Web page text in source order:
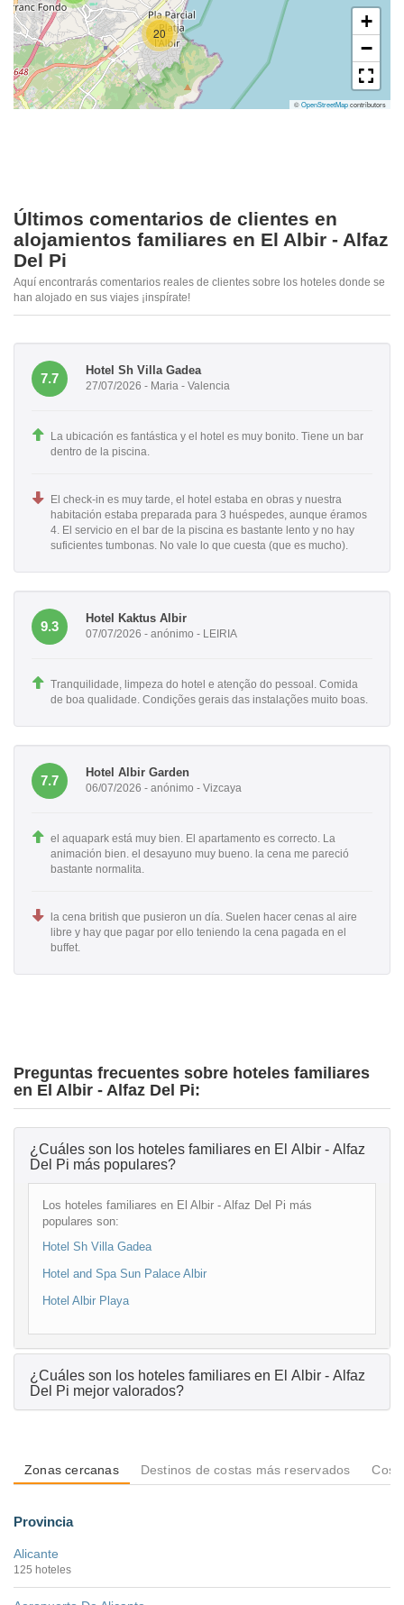
20
+
−
©OpenStreetMapcontributors
Últimos comentarios de clientes en
alojamientos familiares en El Albir - Alfaz
Del Pi
Aquí encontrarás comentarios reales de clientes sobre los hoteles donde se
han alojado en sus viajes ¡inspírate!
7.7
Hotel Sh Villa Gadea
27/07/2026 - Maria - Valencia
La ubicación es fantástica y el hotel es muy bonito. Tiene un bar
dentro de la piscina.
El check-in es muy tarde, el hotel estaba en obras y nuestra
habitación estaba preparada para 3 huéspedes, aunque éramos
4. El servicio en el bar de la piscina es bastante lento y no hay
suficientes tumbonas. No vale lo que cuesta (que es mucho).
9.3
Hotel Kaktus Albir
07/07/2026 - anónimo - LEIRIA
Tranquilidade, limpeza do hotel e atenção do pessoal. Comida
de boa qualidade. Condições gerais das instalações muito boas.
7.7
Hotel Albir Garden
06/07/2026 - anónimo - Vizcaya
el aquapark está muy bien. El apartamento es correcto. La
animación bien. el desayuno muy bueno. la cena me pareció
bastante normalita.
la cena british que pusieron un día. Suelen hacer cenas al aire
libre y hay que pagar por ello teniendo la cena pagada en el
buffet.
Preguntas frecuentes sobre hoteles familiares
en El Albir - Alfaz Del Pi:
¿Cuáles son los hoteles familiares en El Albir - Alfaz
Del Pi más populares?
Los hoteles familiares en El Albir - Alfaz Del Pi más
populares son:
Hotel Sh Villa Gadea
Hotel and Spa Sun Palace Albir
Hotel Albir Playa
¿Cuáles son los hoteles familiares en El Albir - Alfaz
Del Pi mejor valorados?
Zonas cercanas Destinos de costas más reservados
Provincia
Alicante
125 hoteles